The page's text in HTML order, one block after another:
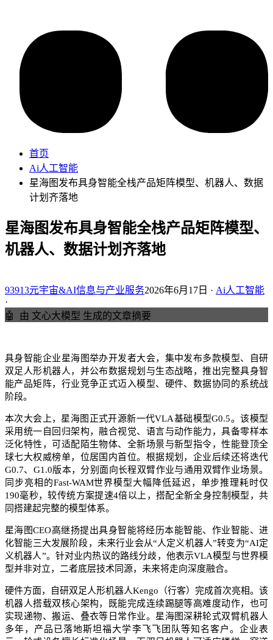
首页
Ai人工智能
星海图发布具身智能全栈产品矩阵模型、机器人、数据
计划齐落地
星海图发布具身智能全栈产品矩阵模型、
机器人、数据计划齐落地
93913元宇宙&AI信息与产业服务2026年6月17日 · Ai人工智能
·
🤖
由 文心大模型 生成的文章摘要
具身智能企业星海图举办开发者大会，集中发布多款模型、自研
双足人形机器人，并公布数据规划与生态战略，推出完整具身智
能产品矩阵，行业竞争正式迈入模型、硬件、数据协同的系统战
阶段。
本次大会上，星海图正式开源新一代VLA基础模型G0.5。该模型
采用统一自回归架构，融合视觉、语言与动作能力，具备零样本
泛化特性，可适配陌生物体、全新场景与新型指令，性能登顶全
球七大权威榜单，位居国内首位。根据规划，企业后续还将迭代
G0.7、G1.0版本，分别面向长程双臂作业与通用双臂作业场景。
同步亮相的Fast-WAM世界模型大幅降低延迟，单步推理耗时仅
190毫秒，较传统方案提速4倍以上，搭配全新全身控制模型，共
同搭建起完整的模型体系。
星海图CEO高继扬提出具身智能将经历本能智能、作业智能、进
化智能三大发展阶段，未来行业会从“人定义机器人”转变为“AI定
义机器人”。针对业内热议的路线分歧，他表示VLA模型与世界模
型并非对立，二者底层技术同源，未来将走向深度融合。
硬件方面，自研双足人形机器人Kengo（行客）完成首次亮相。该
机器人搭载双核心架构，既能完成连续踢腿等高难度动作，也可
实现递物、搬运、叠衣等日常作业。星海图深耕轮式双臂机器人
多年，产品已落地斯坦福大学李飞飞团队等知名客户。企业表